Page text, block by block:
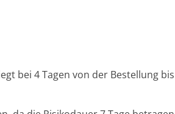
bei 4 Tagen von der Bestellung bis